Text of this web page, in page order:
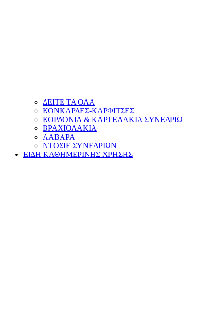
ΔΕΙΤΕ ΤΑ ΟΛΑ
ΚΟΝΚΑΡΔΕΣ-ΚΑΡΦΙΤΣΕΣ
ΚΟΡΔΟΝΙΑ & ΚΑΡΤΕΛΑΚΙΑ ΣΥΝΕΔΡΙΩ
ΒΡΑΧΙΟΛΑΚΙΑ
ΛΑΒΑΡΑ
ΝΤΟΣΙΕ ΣΥΝΕΔΡΙΩΝ
ΕΙΔΗ ΚΑΘΗΜΕΡΙΝΗΣ ΧΡΗΣΗΣ